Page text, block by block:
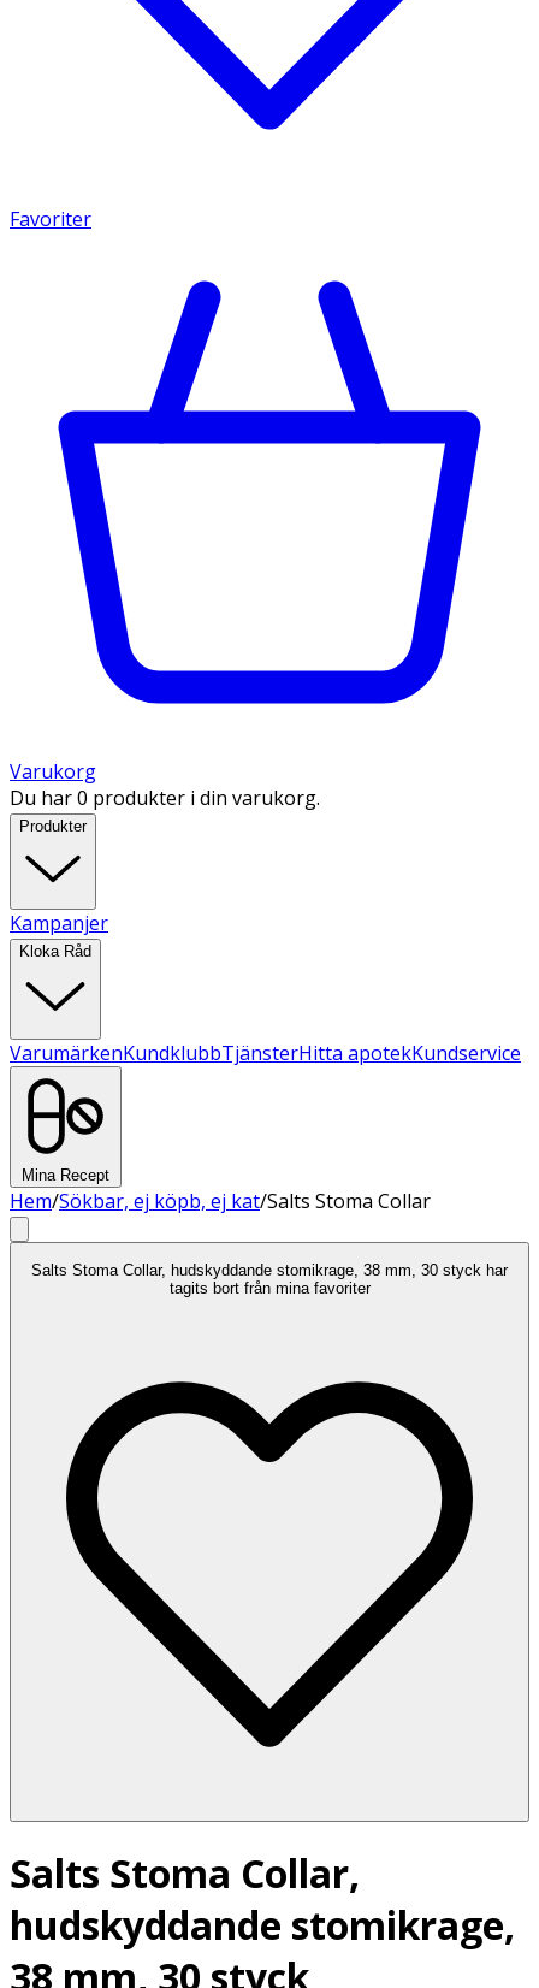
Favoriter
Varukorg
Du har 0 produkter i din varukorg.
Produkter
Kampanjer
Kloka Råd
VarumärkenKundklubbTjänsterHitta apotekKundservice
Mina Recept
Hem/Sökbar, ej köpb, ej kat/Salts Stoma Collar
Salts Stoma Collar, hudskyddande stomikrage, 38 mm, 30 styck har
tagits bort från mina favoriter
Salts Stoma Collar,
hudskyddande stomikrage,
38 mm, 30 styck